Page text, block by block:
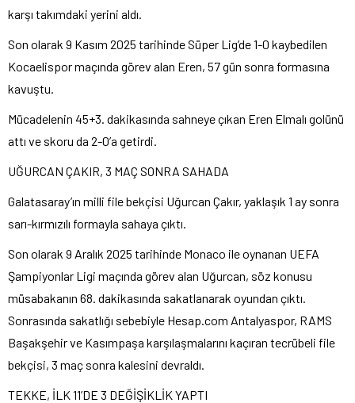
karşı takımdaki yerini aldı.
Son olarak 9 Kasım 2025 tarihinde Süper Lig’de 1-0 kaybedilen
Kocaelispor maçında görev alan Eren, 57 gün sonra formasına
kavuştu.
Mücadelenin 45+3. dakikasında sahneye çıkan Eren Elmalı golünü
attı ve skoru da 2-0’a getirdi.
UĞURCAN ÇAKIR, 3 MAÇ SONRA SAHADA
Galatasaray’ın milli file bekçisi Uğurcan Çakır, yaklaşık 1 ay sonra
sarı-kırmızılı formayla sahaya çıktı.
Son olarak 9 Aralık 2025 tarihinde Monaco ile oynanan UEFA
Şampiyonlar Ligi maçında görev alan Uğurcan, söz konusu
müsabakanın 68. dakikasında sakatlanarak oyundan çıktı.
Sonrasında sakatlığı sebebiyle Hesap.com Antalyaspor, RAMS
Başakşehir ve Kasımpaşa karşılaşmalarını kaçıran tecrübeli file
bekçisi, 3 maç sonra kalesini devraldı.
TEKKE, İLK 11’DE 3 DEĞİŞİKLİK YAPTI